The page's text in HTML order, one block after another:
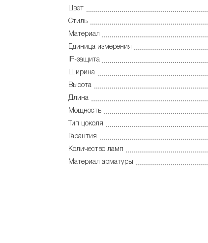
Цвет
Стиль
Материал
Единица измерения
IP-защита
Ширина
Высота
Длина
Мощность
Тип цоколя
Гарантия
Количество ламп
Материал арматуры